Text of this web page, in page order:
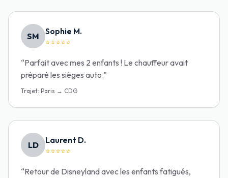
SM Sophie M.
⭐⭐⭐⭐⭐
“Parfait avec mes 2 enfants ! Le chauffeur avait
préparé les sièges auto.”
Trajet: Paris → CDG
LD Laurent D.
⭐⭐⭐⭐⭐
“Retour de Disneyland avec les enfants fatigués,